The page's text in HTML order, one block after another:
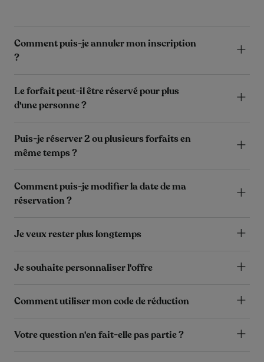
Comment puis-je annuler mon inscription
?
Le forfait peut-il être réservé pour plus
d'une personne ?
Puis-je réserver 2 ou plusieurs forfaits en
même temps ?
Comment puis-je modifier la date de ma
réservation ?
Je veux rester plus longtemps
Je souhaite personnaliser l'offre
Comment utiliser mon code de réduction
Votre question n'en fait-elle pas partie ?